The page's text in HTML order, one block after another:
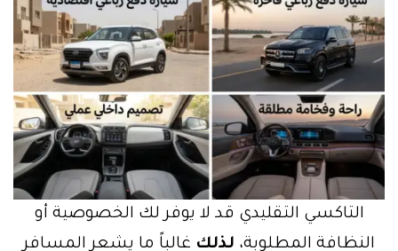
التاكسي التقليدي قد لا يوفر لك الخصوصية أو
النظافة المطلوبة، لذلك غالباً ما يشعر المسافر